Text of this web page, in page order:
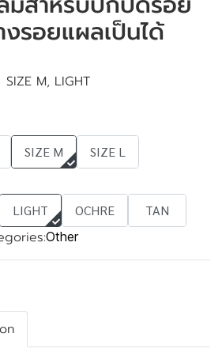
รอยแผลเป็นได้
SIZE M, LIGHT
SIZE M SIZE L
LIGHT OCHRE TAN
Other